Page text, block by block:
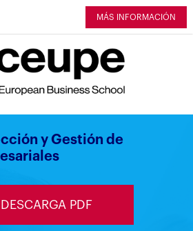
MÁS INFORMACIÓN
y Gestión de
PDF